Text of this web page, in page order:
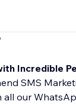
Incredible
SMS
all our